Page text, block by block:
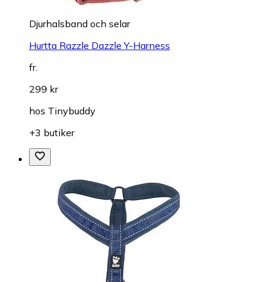
Djurhalsband och selar
Hurtta Razzle Dazzle Y-Harness
fr.
299 kr
hos Tinybuddy
+3 butiker